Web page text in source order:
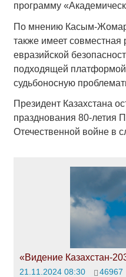
программу
По мнению Касым-
также имеет совместная
евразийской
подходящей платформой
судьбоносную
Президент Казахстана
празднования 80-летия
Отечественной войне в
«Видение Казахстан-
21.11.2024 08:30 46967